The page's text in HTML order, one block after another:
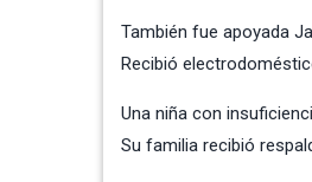
También fue apoyada
Recibió
Una niña con
Su familia recibió